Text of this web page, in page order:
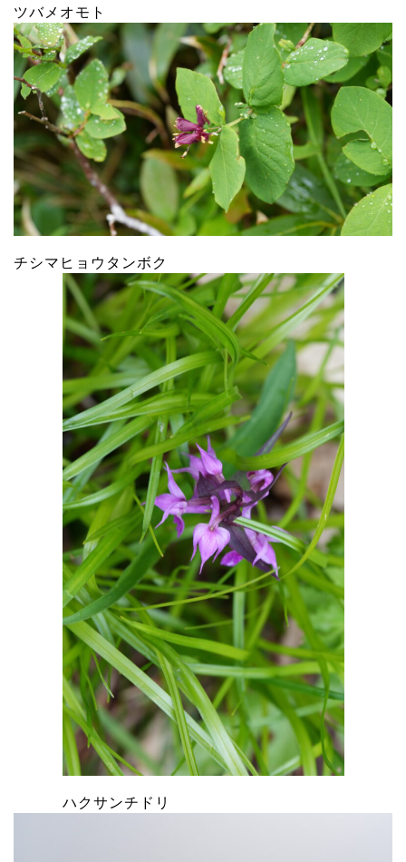
ツバメオモト
チシマヒョウタンボク
ハクサンチドリ